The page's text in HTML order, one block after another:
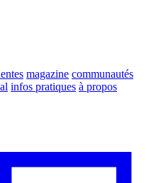
magazine communautés
infos pratiques à propos